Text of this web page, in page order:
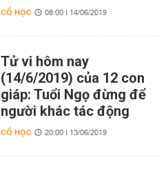
CỔ HỌC 08:00 | 14/06/2019
Tử vi hôm nay
(14/6/2019) của 12 con
giáp: Tuổi Ngọ đừng để
người khác tác động
CỔ HỌC 20:00 | 13/06/2019